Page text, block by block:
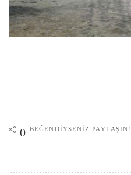
0 BEĞENDIYSENIZ PAYLAŞIN!